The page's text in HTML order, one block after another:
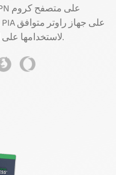
لاستخدامها على أجهزة التلفاز الذكية ومحركات الألعاب.